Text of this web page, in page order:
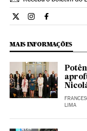
Opiniao El País Brasil
Opiniao El País
Opiniao El
MAIS INFORMAÇÕES
LIMA